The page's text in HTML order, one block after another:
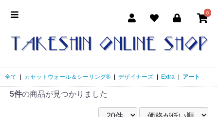
0
全て | カセットウォール＆シーリング® | デザイナーズ | Extra | アート
5件の商品が見つかりました